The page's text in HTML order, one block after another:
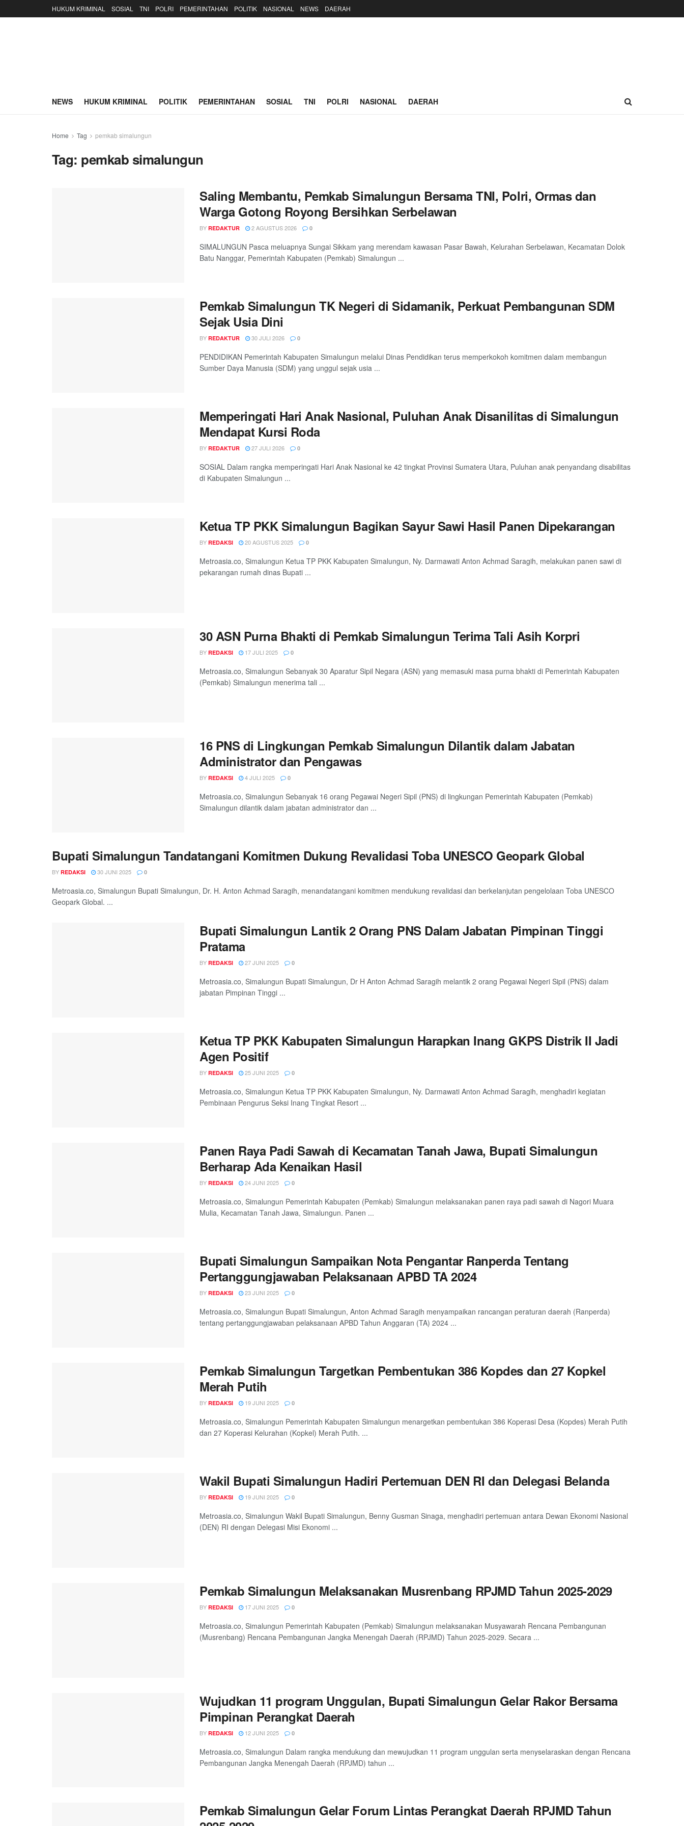
HUKUM KRIMINAL SOSIAL TNI POLRI PEMERINTAHAN POLITIK NASIONAL NEWS DAERAH
NEWS HUKUM KRIMINAL POLITIK PEMERINTAHAN SOSIAL TNI POLRI NASIONAL DAERAH
Home Tag pemkab simalungun
Tag: pemkab simalungun
Saling Membantu, Pemkab Simalungun Bersama TNI, Polri, Ormas dan
Warga Gotong Royong Bersihkan Serbelawan
BY REDAKTUR 2 AGUSTUS 2026 0
SIMALUNGUN Pasca meluapnya Sungai Sikkam yang merendam kawasan Pasar Bawah, Kelurahan Serbelawan, Kecamatan Dolok
Batu Nanggar, Pemerintah Kabupaten (Pemkab) Simalungun ...
Pemkab Simalungun TK Negeri di Sidamanik, Perkuat Pembangunan SDM
Sejak Usia Dini
BY REDAKTUR 30 JULI 2026 0
PENDIDIKAN Pemerintah Kabupaten Simalungun melalui Dinas Pendidikan terus memperkokoh komitmen dalam membangun
Sumber Daya Manusia (SDM) yang unggul sejak usia ...
Memperingati Hari Anak Nasional, Puluhan Anak Disanilitas di Simalungun
Mendapat Kursi Roda
BY REDAKTUR 27 JULI 2026 0
SOSIAL Dalam rangka memperingati Hari Anak Nasional ke 42 tingkat Provinsi Sumatera Utara, Puluhan anak penyandang disabilitas
di Kabupaten Simalungun ...
Ketua TP PKK Simalungun Bagikan Sayur Sawi Hasil Panen Dipekarangan
BY REDAKSI 20 AGUSTUS 2025 0
Metroasia.co, Simalungun Ketua TP PKK Kabupaten Simalungun, Ny. Darmawati Anton Achmad Saragih, melakukan panen sawi di
pekarangan rumah dinas Bupati ...
30 ASN Purna Bhakti di Pemkab Simalungun Terima Tali Asih Korpri
BY REDAKSI 17 JULI 2025 0
Metroasia.co, Simalungun Sebanyak 30 Aparatur Sipil Negara (ASN) yang memasuki masa purna bhakti di Pemerintah Kabupaten
(Pemkab) Simalungun menerima tali ...
16 PNS di Lingkungan Pemkab Simalungun Dilantik dalam Jabatan
Administrator dan Pengawas
BY REDAKSI 4 JULI 2025 0
Metroasia.co, Simalungun Sebanyak 16 orang Pegawai Negeri Sipil (PNS) di lingkungan Pemerintah Kabupaten (Pemkab)
Simalungun dilantik dalam jabatan administrator dan ...
Bupati Simalungun Tandatangani Komitmen Dukung Revalidasi Toba UNESCO Geopark Global
BY REDAKSI 30 JUNI 2025 0
Metroasia.co, Simalungun Bupati Simalungun, Dr. H. Anton Achmad Saragih, menandatangani komitmen mendukung revalidasi dan berkelanjutan pengelolaan Toba UNESCO
Geopark Global. ...
Bupati Simalungun Lantik 2 Orang PNS Dalam Jabatan Pimpinan Tinggi
Pratama
BY REDAKSI 27 JUNI 2025 0
Metroasia.co, Simalungun Bupati Simalungun, Dr H Anton Achmad Saragih melantik 2 orang Pegawai Negeri Sipil (PNS) dalam
jabatan Pimpinan Tinggi ...
Ketua TP PKK Kabupaten Simalungun Harapkan Inang GKPS Distrik II Jadi
Agen Positif
BY REDAKSI 25 JUNI 2025 0
Metroasia.co, Simalungun Ketua TP PKK Kabupaten Simalungun, Ny. Darmawati Anton Achmad Saragih, menghadiri kegiatan
Pembinaan Pengurus Seksi Inang Tingkat Resort ...
Panen Raya Padi Sawah di Kecamatan Tanah Jawa, Bupati Simalungun
Berharap Ada Kenaikan Hasil
BY REDAKSI 24 JUNI 2025 0
Metroasia.co, Simalungun Pemerintah Kabupaten (Pemkab) Simalungun melaksanakan panen raya padi sawah di Nagori Muara
Mulia, Kecamatan Tanah Jawa, Simalungun. Panen ...
Bupati Simalungun Sampaikan Nota Pengantar Ranperda Tentang
Pertanggungjawaban Pelaksanaan APBD TA 2024
BY REDAKSI 23 JUNI 2025 0
Metroasia.co, Simalungun Bupati Simalungun, Anton Achmad Saragih menyampaikan rancangan peraturan daerah (Ranperda)
tentang pertanggungjawaban pelaksanaan APBD Tahun Anggaran (TA) 2024 ...
Pemkab Simalungun Targetkan Pembentukan 386 Kopdes dan 27 Kopkel
Merah Putih
BY REDAKSI 19 JUNI 2025 0
Metroasia.co, Simalungun Pemerintah Kabupaten Simalungun menargetkan pembentukan 386 Koperasi Desa (Kopdes) Merah Putih
dan 27 Koperasi Kelurahan (Kopkel) Merah Putih. ...
Wakil Bupati Simalungun Hadiri Pertemuan DEN RI dan Delegasi Belanda
BY REDAKSI 19 JUNI 2025 0
Metroasia.co, Simalungun Wakil Bupati Simalungun, Benny Gusman Sinaga, menghadiri pertemuan antara Dewan Ekonomi Nasional
(DEN) RI dengan Delegasi Misi Ekonomi ...
Pemkab Simalungun Melaksanakan Musrenbang RPJMD Tahun 2025-2029
BY REDAKSI 17 JUNI 2025 0
Metroasia.co, Simalungun Pemerintah Kabupaten (Pemkab) Simalungun melaksanakan Musyawarah Rencana Pembangunan
(Musrenbang) Rencana Pembangunan Jangka Menengah Daerah (RPJMD) Tahun 2025-2029. Secara ...
Wujudkan 11 program Unggulan, Bupati Simalungun Gelar Rakor Bersama
Pimpinan Perangkat Daerah
BY REDAKSI 12 JUNI 2025 0
Metroasia.co, Simalungun Dalam rangka mendukung dan mewujudkan 11 program unggulan serta menyselaraskan dengan Rencana
Pembangunan Jangka Menengah Daerah (RPJMD) tahun ...
Pemkab Simalungun Gelar Forum Lintas Perangkat Daerah RPJMD Tahun